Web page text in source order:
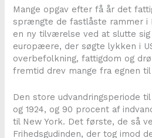
Mange opgav efter få år det
sprængte de fastlåste rammer i
en ny tilværelse ved at slutte
europæere, der søgte lykken i
overbefolkning, fattigdom og
fremtid drev mange fra egnen til
Den store udvandringsperiode til
og 1924, og 90 procent af
til New York. Det første, de så
Frihedsgudinden, der tog imod